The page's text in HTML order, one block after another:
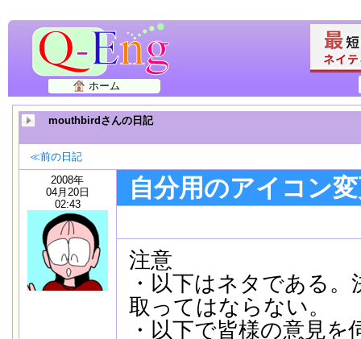
ホーム
mouthbirdさんの日記
≪前の日記
2008年
04月20日
02:43
自分用のアイコン
注意
・以下はネタである
取ってはならない。
・以下で皆様の意見